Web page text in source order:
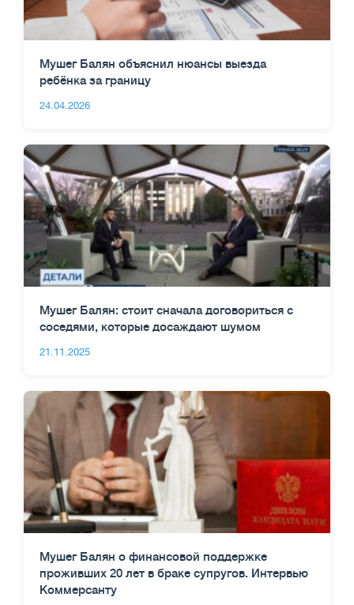
Мушег Балян объяснил нюансы выезда
ребёнка за границу
24.04.2026
Мушег Балян: стоит сначала договориться с
соседями, которые досаждают шумом
21.11.2025
Мушег Балян о финансовой поддержке
проживших 20 лет в браке супругов. Интервью
Коммерсанту